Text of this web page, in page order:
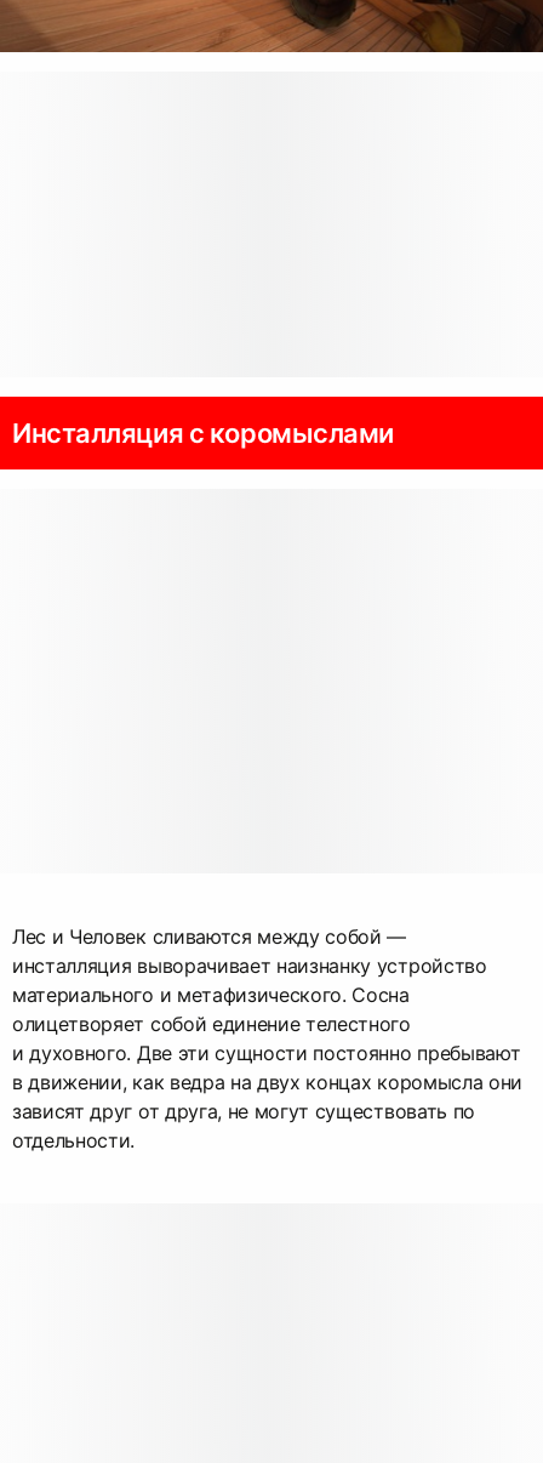
Инсталляция с коромыслами
Лес и Человек сливаются между собой —
инсталляция выворачивает наизнанку устройство
материального и метафизического. Сосна
олицетворяет собой единение телестного
и духовного. Две эти сущности постоянно пребывают
в движении, как ведра на двух концах коромысла они
зависят друг от друга, не могут существовать по
отдельности.